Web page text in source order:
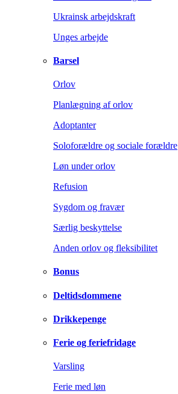
Ukrainsk arbejdskraft
Unges arbejde
Barsel
Orlov
Planlægning af orlov
Adoptanter
Soloforældre og sociale forældre
Løn under orlov
Refusion
Sygdom og fravær
Særlig beskyttelse
Anden orlov og fleksibilitet
Bonus
Deltidsdommene
Drikkepenge
Ferie og feriefridage
Varsling
Ferie med løn